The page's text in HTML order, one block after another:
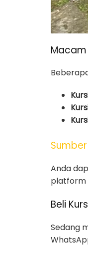
Macam
Anda
platform
Beli
Sedang